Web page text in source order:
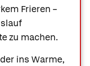
Frieren –
zu machen.
ins Warme,